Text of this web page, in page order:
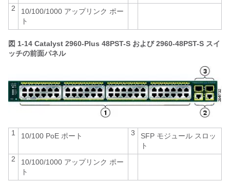
2
10/100/1000 アップリンク ポー
ト
図 1-14 Catalyst 2960-Plus 48PST-S および 2960-48PST-S スイ
ッチの前面パネル
1 10/100 PoE ポート 3
SFP モジュール スロッ
ト
2
10/100/1000 アップリンク ポー
ト